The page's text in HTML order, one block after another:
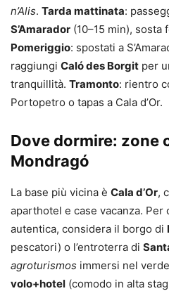
n’Alis. Tarda mattinata:
S’Amarador (10–15 min),
Pomeriggio: spostati a
raggiungi Caló des Borgit per
tranquillità. Tramonto: rientro
Portopetro o tapas a Cala d’Or.
Dove dormire: zone
Mondragó
La base più vicina è Cala d’Or,
aparthotel e case vacanza. Per
autentica, considera il borgo di
pescatori) o l’entroterra di
agroturismos immersi nel
volo+hotel (comodo in alta